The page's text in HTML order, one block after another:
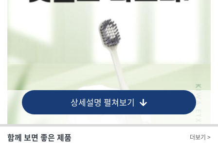
상세설명 펼쳐보기
함께 보면 좋은 제품 더보기 >